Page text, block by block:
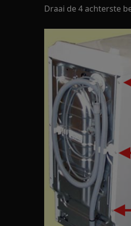
Draai de 4 achterste